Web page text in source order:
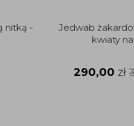
nitką -
Jedwab
kwiaty
290,00 zł